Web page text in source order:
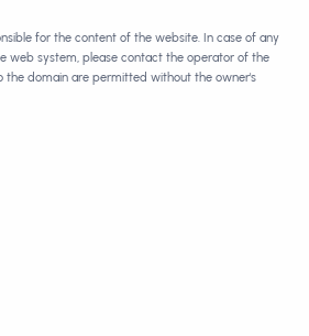
for the content of the website. In case of any
web system, please contact the operator of the
the domain are permitted without the owner's